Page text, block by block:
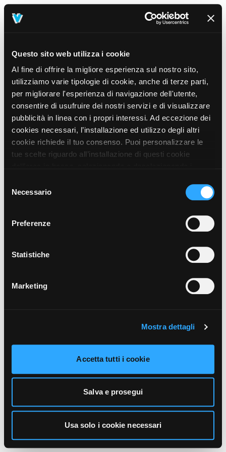
Questo sito web utilizza i cookie
Al fine di offrire la migliore esperienza sul nostro sito,
utilizziamo varie tipologie di cookie, anche di terze parti,
per migliorare l'esperienza di navigazione dell'utente,
consentire di usufruire dei nostri servizi e di visualizzare
pubblicità in linea con i propri interessi. Ad eccezione dei
cookies necessari, l’installazione ed utilizzo degli altri
cookie richiede il tuo consenso. Puoi personalizzare le
tue scelte riguardo all’installazione di questi cookie
prosegui” o decidere di accettare tutti i cookie, cliccando
sul pulsante “Accetta tutti i cookie”. Cliccando sul tasto
unicamente i cookie necessari alla navigazione. Per
funzionamento, puoi prendere visione dell’informativa
cliccando qui.
delNecessario
Preferenze
Statistiche
Marketing
Mostra dettagli
Accetta tutti i cookie
Salva e prosegui
Usa solo i cookie necessari
404